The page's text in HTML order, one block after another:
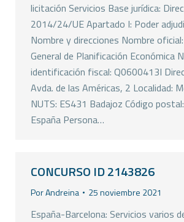
licitación Servicios Base jurídica:
2014/24/UE Apartado I: Poder
Nombre y direcciones Nombre
General de Planificación Económica
identificación fiscal: Q0600413I
Avda. de las Américas, 2 Localidad:
NUTS: ES431 Badajoz Código
España Persona…
CONCURSO ID 2143826
PorAndreina 25 noviembre 2021
España-Barcelona: Servicios varios